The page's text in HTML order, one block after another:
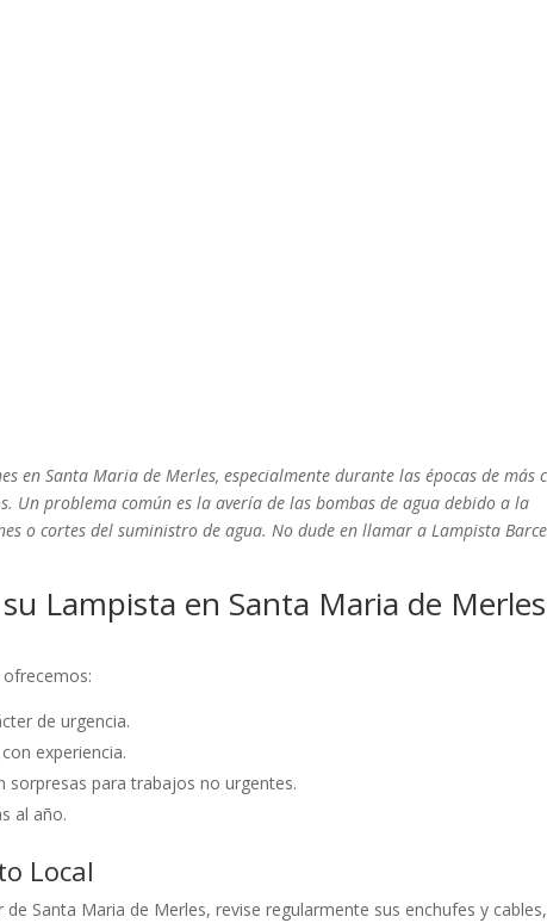
en Santa Maria de Merles, especialmente durante las épocas de más
Un problema común es la avería de las bombas de agua debido a la
o cortes del suministro de agua. No dude en llamar a Lampista
Lampista en Santa Maria de
de urgencia.
experiencia.
sorpresas para trabajos no urgentes.
al año.
Local
Santa Maria de Merles, revise regularmente sus enchufes y cables,